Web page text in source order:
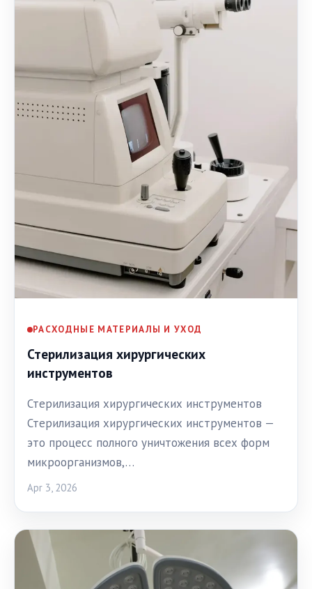
РАСХОДНЫЕ МАТЕРИАЛЫ И УХОД
Стерилизация хирургических
инструментов
Стерилизация хирургических инструментов
Стерилизация хирургических инструментов —
это процесс полного уничтожения всех форм
микроорганизмов,…
Apr 3, 2026